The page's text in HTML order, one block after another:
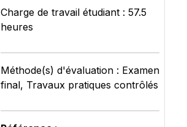
Charge de travail étudiant : 57.5
heures
Méthode(s) d'évaluation : Examen
final, Travaux pratiques contrôlés